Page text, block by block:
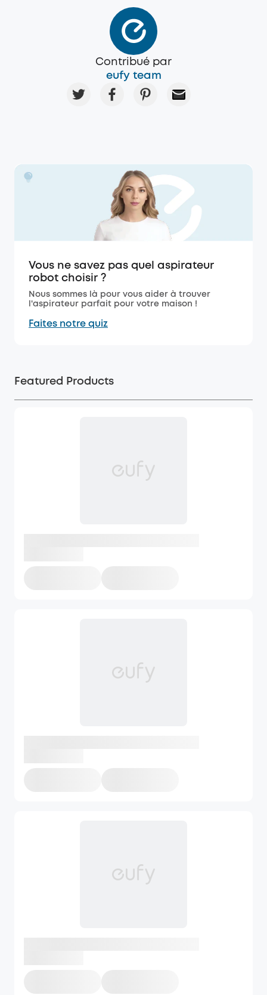
Contribué par
eufy team
Vous ne savez pas quel aspirateur
robot choisir ?
Nous sommes là pour vous aider à trouver
l'aspirateur parfait pour votre maison !
Faites notre quiz
Featured Products